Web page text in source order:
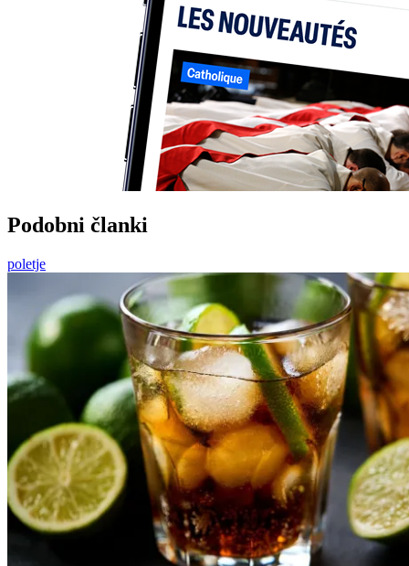
Podobni članki
poletje